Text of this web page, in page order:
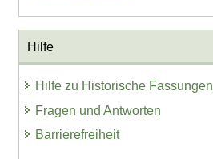
Hilfe
Hilfe zu Historische Fassungen
Fragen und Antworten
Barrierefreiheit